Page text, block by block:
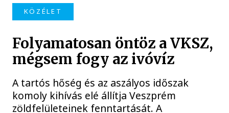
KÖZÉLET
Folyamatosan öntöz a VKSZ,
mégsem fogy az ivóvíz
A tartós hőség és az aszályos időszak
komoly kihívás elé állítja Veszprém
zöldfelületeinek fenntartását. A